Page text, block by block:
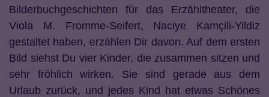
Bilderbuchgeschichten für das Erzähltheater, die
Viola M. Fromme-Seifert, Naciye Kamçili-Yildiz
gestaltet haben, erzählen Dir davon. Auf dem ersten
Bild siehst Du vier Kinder, die zusammen sitzen und
sehr fröhlich wirken. Sie sind gerade aus dem
Urlaub zurück, und jedes Kind hat etwas Schönes